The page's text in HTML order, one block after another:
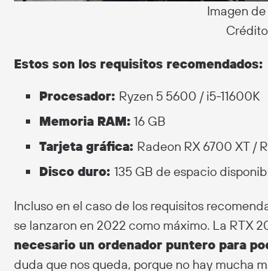
Imagen
Estos son los requisitos recomendados:
Procesador: Ryzen 5 5600 / i5-11600K
Memoria RAM: 16 GB
Tarjeta gráfica: Radeon RX 6700 XT /
Disco duro: 135 GB de espacio
Incluso en el caso de los requisitos
se lanzaron en 2022 como máximo. La RTX
necesario un ordenador puntero para
duda que nos queda, porque no hay mucha